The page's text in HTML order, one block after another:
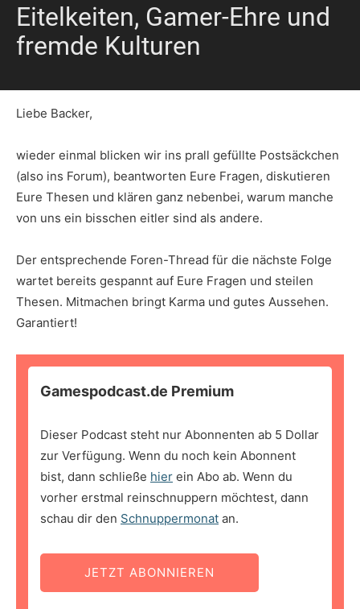
Eitelkeiten, Gamer-Ehre und
fremde Kulturen
Liebe Backer,
wieder einmal blicken wir ins prall gefüllte Postsäckchen
(also ins Forum), beantworten Eure Fragen, diskutieren
Eure Thesen und klären ganz nebenbei, warum manche
von uns ein bisschen eitler sind als andere.
Der entsprechende Foren-Thread für die nächste Folge
wartet bereits gespannt auf Eure Fragen und steilen
Thesen. Mitmachen bringt Karma und gutes Aussehen.
Garantiert!
Gamespodcast.de Premium
Dieser Podcast steht nur Abonnenten ab 5 Dollar
zur Verfügung. Wenn du noch kein Abonnent
bist, dann schließe hier ein Abo ab. Wenn du
vorher erstmal reinschnuppern möchtest, dann
schau dir den Schnuppermonat an.
JETZT ABONNIEREN